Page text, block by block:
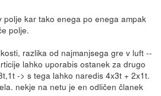
polje kar tako enega po enega ampak
polje.
razlika od najmanjsega gre v luft --
lahko uporabis ostanek za drugo
-> s tega lahko naredis 4x3t + 2x1t.
nekje na netu je en odličen članek